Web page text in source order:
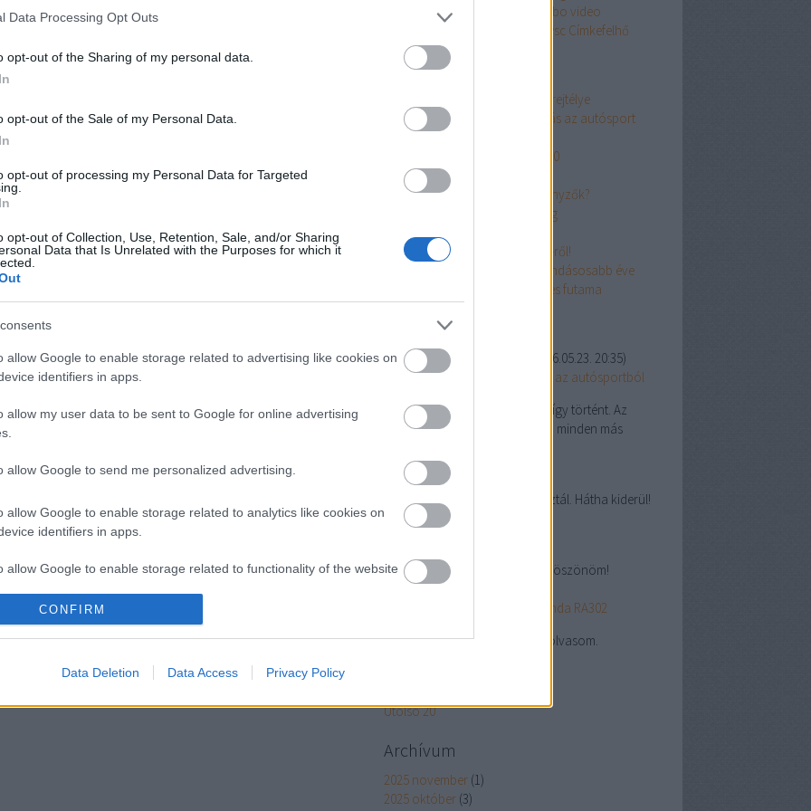
Data Processing Opt Outs
opt-out of the Sharing of my personal data.
opt-out of the Sale of my Personal Data.
opt-out of processing my Personal Data for Targeted
opt-out of Collection, Use, Retention, Sale, and/or Sharing
Data that Is Unrelated with the Purposes for which it
allow Google to enable storage related to advertising like cookies on
identifiers in apps.
allow my user data to be sent to Google for online advertising
allow Google to send me personalized advertising.
allow Google to enable storage related to analytics like cookies on
identifiers in apps.
allow Google to enable storage related to functionality of the website
allow Google to enable storage related to personalization.
allow Google to enable storage related to security, including
CONFIRM
Data Deletion Data Access Privacy Policy
győzött a WTCC második magyarországi futamán,
Ez volt pályafutása negyedik világbajnoki győzelme,
rajtolva 8-ként zárt.
második hellyel kezdte az ETCC idei szezonját, szóval
és főleg azoknak a szurkolóknak, akik kilátogattak a
Szólj hozzá!
michelisz norbert nap kepe etcc zengo motorsport
ficza
thierry neuville turbo video
wsc Címkefelhő
Top 10
Az 1966-os Le Mans-i befutó rejtélye
10 emlékezetes csapatutasítás az autósport
történelméből
A 40 kedvenc raliautóm: 11-20
ATS, a szakadár Ferrari
Hová tűntek a svéd raliversenyzők?
Az első autós világbajnokság
Beszélnünk kell a Formula-E-ről!
1994: A Forma-1 legellentmondásosabb éve
A Bugatti egyetlen Forma-1-es futama
Utolsó kommentek
Ződ2000: Ez jó poszt volt! 2026.05.23. 20:35)
Movember: 10 legendás bajusz az autósportból
gigabursch: Ha így történ, hát így történt. Az
almanachokba a tény kerül be, minden más
Rallye Sanremo '93
gigabursch:
Érdekes cikket hoztál. Hátha kiderül!
2025.08.26. 10:34
gigabursch: Hiánypótló cikk. Köszönöm!
2025.08.22. 16:11
Egyszer használt F1-esek I.: Honda RA302
gigabursch:Én csak szívesen olvasom.
Utolsó 20
Archívum
2025 november (1)
2025 október (3)